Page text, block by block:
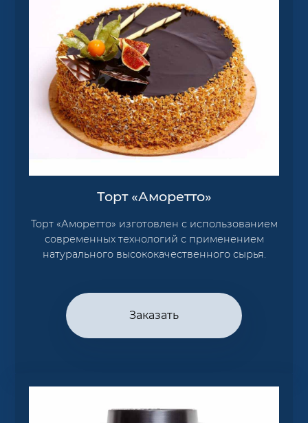
Торт «Аморетто»
Торт «Аморетто» изготовлен с использованием
современных технологий с применением
натурального высококачественного сырья.
Заказать